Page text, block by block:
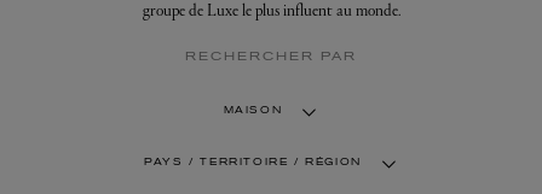
PRESSE
groupe de Luxe le plus influent au monde.
RECHERCHER PAR
MAISON
PAYS / TERRITOIRE / RÉGION